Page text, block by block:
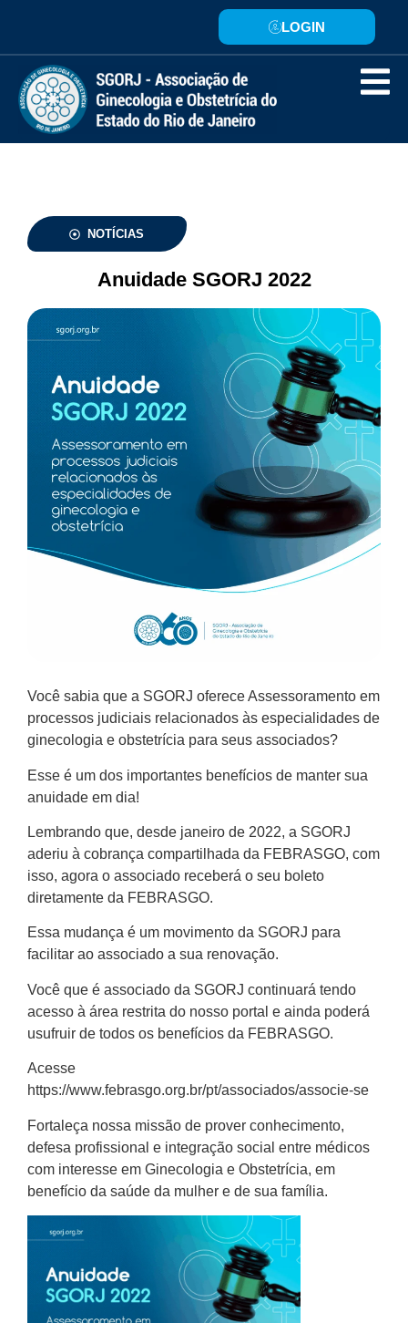
LOGIN
NOTÍCIAS
Anuidade SGORJ 2022
Você sabia que a SGORJ oferece Assessoramento em
processos judiciais relacionados às especialidades de
ginecologia e obstetrícia para seus associados?
Esse é um dos importantes benefícios de manter sua
anuidade em dia!
Lembrando que, desde janeiro de 2022, a SGORJ
aderiu à cobrança compartilhada da FEBRASGO, com
isso, agora o associado receberá o seu boleto
diretamente da FEBRASGO.
Essa mudança é um movimento da SGORJ para
facilitar ao associado a sua renovação.
Você que é associado da SGORJ continuará tendo
acesso à área restrita do nosso portal e ainda poderá
usufruir de todos os benefícios da FEBRASGO.
Acesse
https://www.febrasgo.org.br/pt/associados/associe-se
Fortaleça nossa missão de prover conhecimento,
defesa profissional e integração social entre médicos
com interesse em Ginecologia e Obstetrícia, em
benefício da saúde da mulher e de sua família.